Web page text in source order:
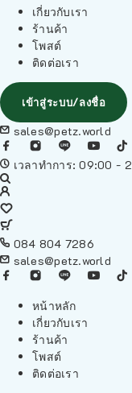
เกี่ยวกับเรา
ร้านค้า
โพสต์
ติดต่อเรา
เข้าสู่ระบบ/ลงชื่อ
sales@petz.world
เวลาทำการ: 09:00 -
084 804 7286
sales@petz.world
หน้าหลัก
เกี่ยวกับเรา
ร้านค้า
โพสต์
ติดต่อเรา